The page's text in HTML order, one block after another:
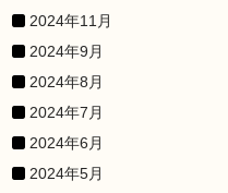
2024年11月
2024年9月
2024年8月
2024年7月
2024年6月
2024年5月